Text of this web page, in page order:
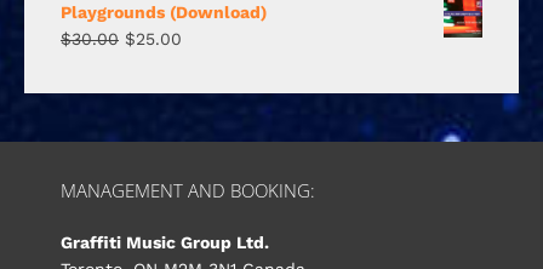
Playgrounds (Download)
$30.00 $25.00
MANAGEMENT AND BOOKING:
Graffiti Music Group Ltd.